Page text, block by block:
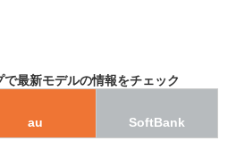
最新モデルの情報をチェック
au SoftBank